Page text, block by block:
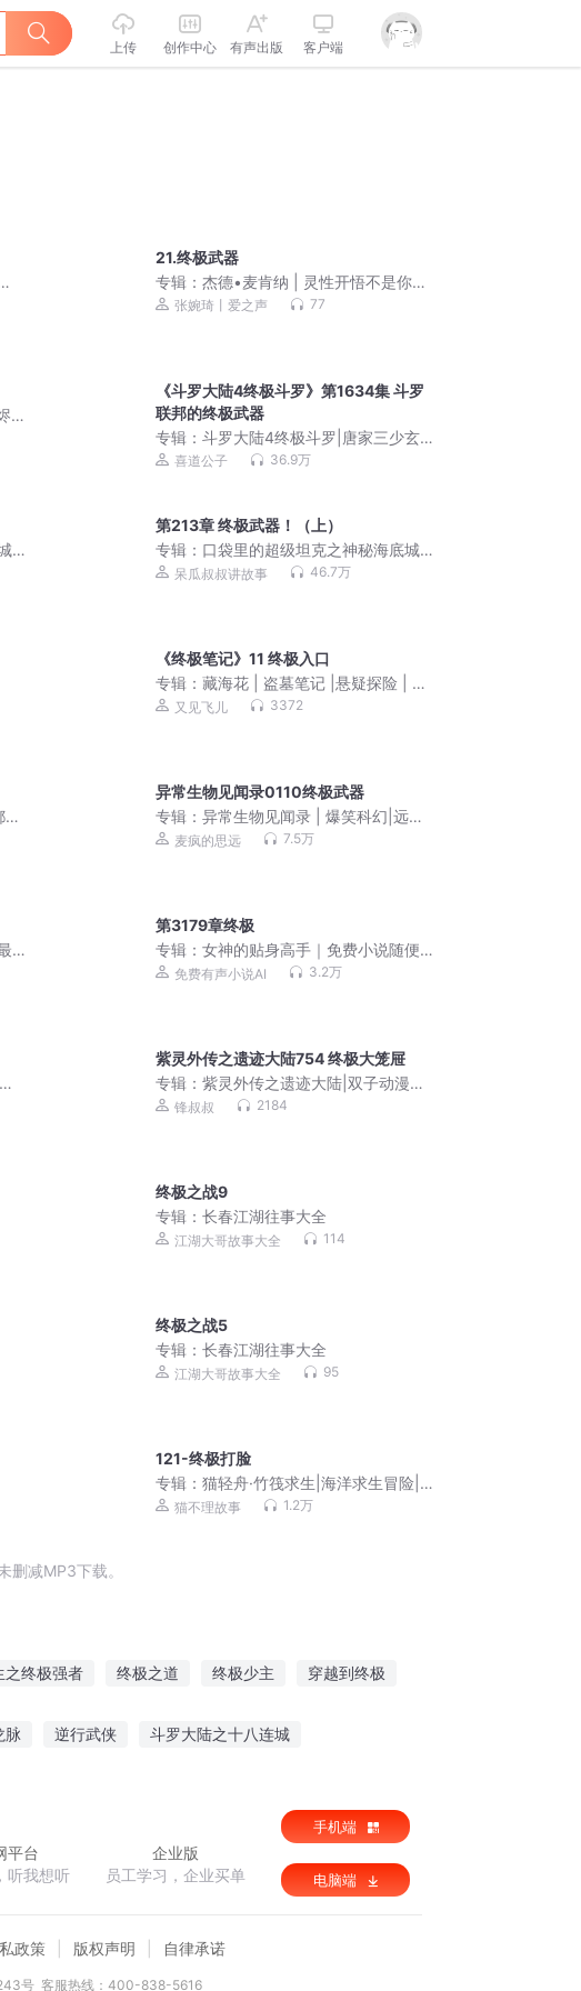
上传 创作中心 有声出版 客户端
21.终极武器
专辑：杰德•麦肯纳 | 灵性开悟不是你想
的那样
张婉琦丨爱之声 77
《斗罗大陆4终极斗罗》第1634集 斗罗
联邦的终极武器
专辑：斗罗大陆4终极斗罗|唐家三少玄
幻经典 | VIP免费有声小说
喜道公子 36.9万
第213章 终极武器！（上）
专辑： 口袋里的超级坦克之神秘海底城
｜爆笑校园｜奇幻冒险
呆瓜叔叔讲故事 46.7万
《终极笔记》11 终极入口
专辑：藏海花 | 盗墓笔记 |悬疑探险 | 南
派三叔编剧
又见飞儿 3372
异常生物见闻录0110终极武器
专辑：异常生物见闻录 | 爆笑科幻|远瞳|
希灵三部曲|多人有声剧
麦疯的思远 7.5万
第3179章终极
专辑：女神的贴身高手｜免费小说随便
听｜美女爽文
免费有声小说AI 3.2万
紫灵外传之遗迹大陆754 终极大笼屉
专辑：紫灵外传之遗迹大陆|双子动漫著|
锋叔叔演播
锋叔叔 2184
终极之战9
专辑：长春江湖往事大全
江湖大哥故事大全 114
终极之战5
专辑：长春江湖往事大全
江湖大哥故事大全 95
121-终极打脸
专辑：猫轻舟·竹筏求生|海洋求生冒险|
励志成长|猫不理故事
猫不理故事 1.2万
减MP3下载。
之终极强者 终极之道 终极少主 穿越到终极
脉 逆行武侠 斗罗大陆之十八连城
平台
听我想听
企业版
员工学习，企业买单
手机端
电脑端
政策 版权声明 自律承诺
号 客服热线：400-838-5616